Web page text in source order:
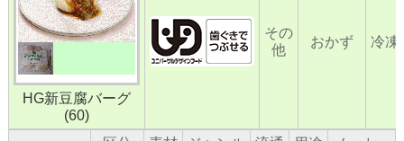
HG新豆腐バーグ
(60)
その
他
おかず 冷凍